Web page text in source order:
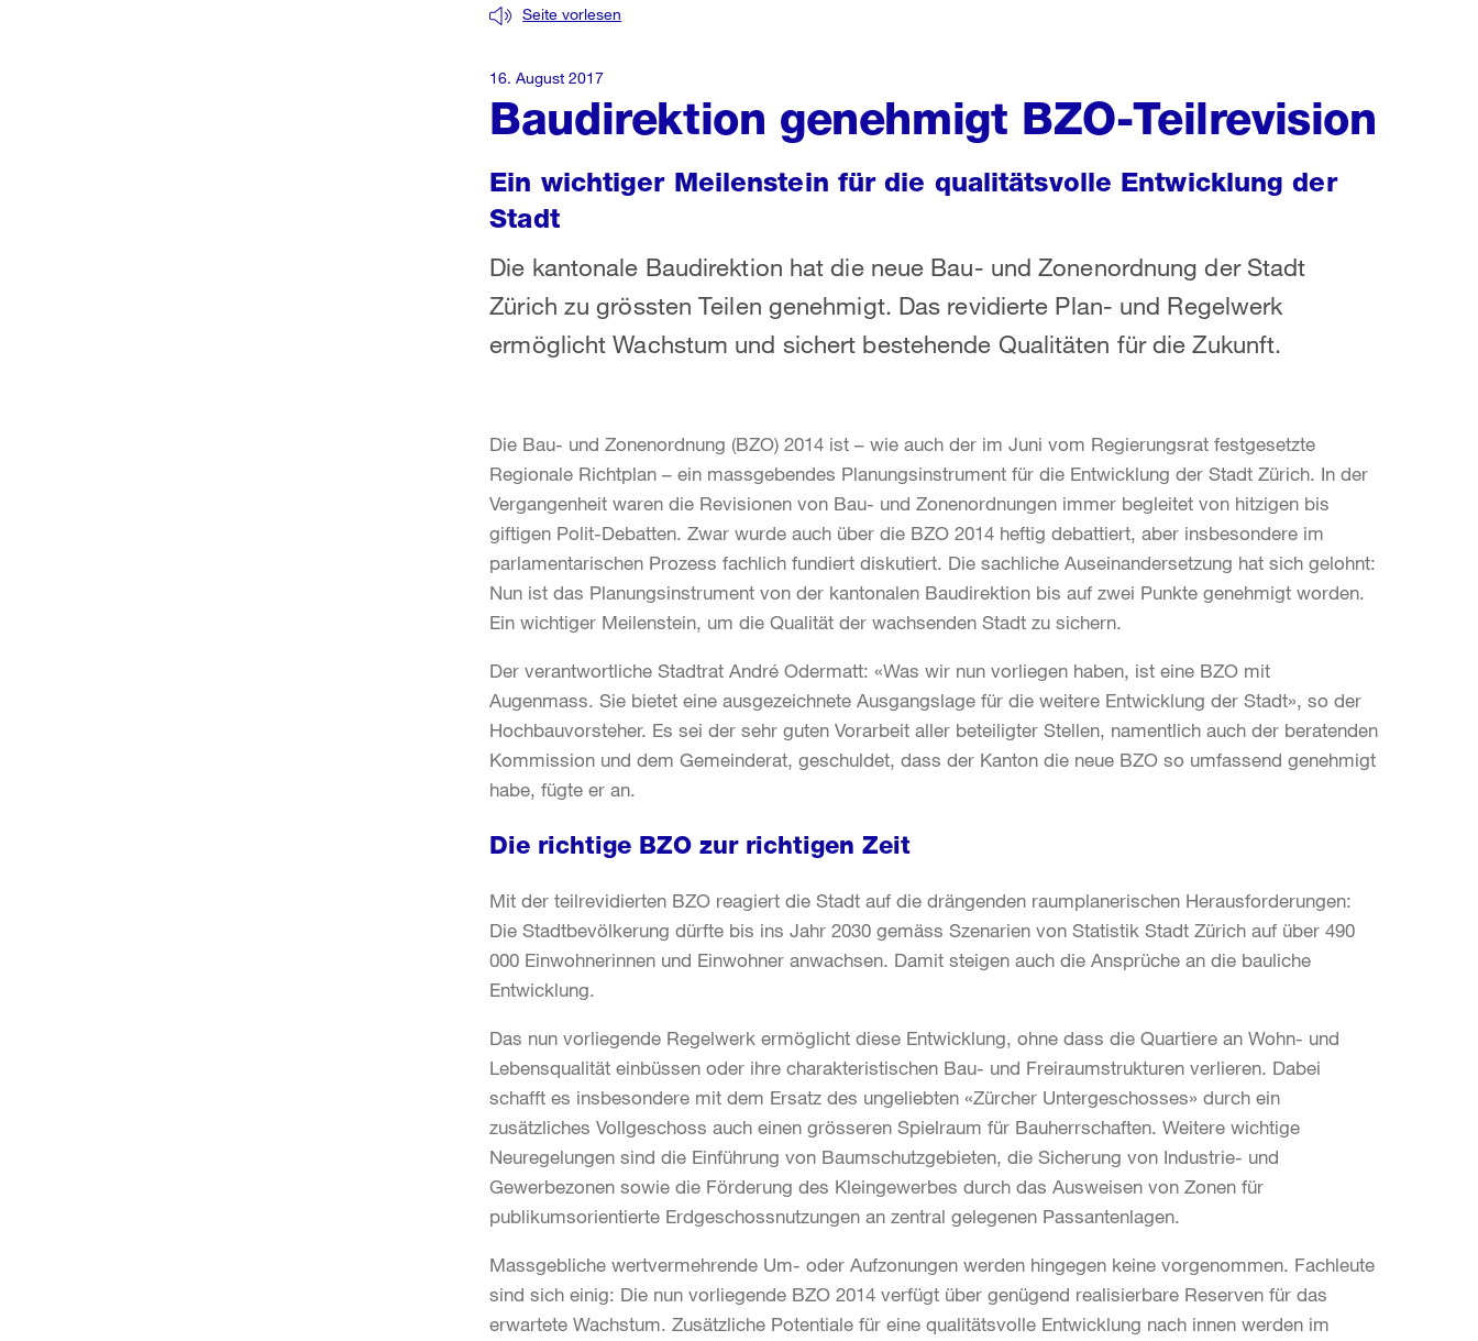
Baudirektion genehmigt BZO-Teilrevision
Seite vorlesen
Ein wichtiger Meilenstein für die qualitätsvolle Entwicklung der
Stadt
Die kantonale Baudirektion hat die neue Bau- und Zonenordnung der Stadt
Zürich zu grössten Teilen genehmigt. Das revidierte Plan- und Regelwerk
ermöglicht Wachstum und sichert bestehende Qualitäten für die Zukunft.
16. August 2017
Die Bau- und Zonenordnung (BZO) 2014 ist – wie auch der im Juni vom Regierungsrat festgesetzte
Regionale Richtplan – ein massgebendes Planungsinstrument für die Entwicklung der Stadt Zürich. In der
Vergangenheit waren die Revisionen von Bau- und Zonenordnungen immer begleitet von hitzigen bis
giftigen Polit-Debatten. Zwar wurde auch über die BZO 2014 heftig debattiert, aber insbesondere im
parlamentarischen Prozess fachlich fundiert diskutiert. Die sachliche Auseinandersetzung hat sich gelohnt:
Nun ist das Planungsinstrument von der kantonalen Baudirektion bis auf zwei Punkte genehmigt worden.
Ein wichtiger Meilenstein, um die Qualität der wachsenden Stadt zu sichern.
Der verantwortliche Stadtrat André Odermatt: «Was wir nun vorliegen haben, ist eine BZO mit
Augenmass. Sie bietet eine ausgezeichnete Ausgangslage für die weitere Entwicklung der Stadt», so der
Hochbauvorsteher. Es sei der sehr guten Vorarbeit aller beteiligter Stellen, namentlich auch der beratenden
Kommission und dem Gemeinderat, geschuldet, dass der Kanton die neue BZO so umfassend genehmigt
habe, fügte er an.
Die richtige BZO zur richtigen Zeit
Mit der teilrevidierten BZO reagiert die Stadt auf die drängenden raumplanerischen Herausforderungen:
Die Stadtbevölkerung dürfte bis ins Jahr 2030 gemäss Szenarien von Statistik Stadt Zürich auf über 490
000 Einwohnerinnen und Einwohner anwachsen. Damit steigen auch die Ansprüche an die bauliche
Entwicklung.
Das nun vorliegende Regelwerk ermöglicht diese Entwicklung, ohne dass die Quartiere an Wohn- und
Lebensqualität einbüssen oder ihre charakteristischen Bau- und Freiraumstrukturen verlieren. Dabei
schafft es insbesondere mit dem Ersatz des ungeliebten «Zürcher Untergeschosses» durch ein
zusätzliches Vollgeschoss auch einen grösseren Spielraum für Bauherrschaften. Weitere wichtige
Neuregelungen sind die Einführung von Baumschutzgebieten, die Sicherung von Industrie- und
Gewerbezonen sowie die Förderung des Kleingewerbes durch das Ausweisen von Zonen für
publikumsorientierte Erdgeschossnutzungen an zentral gelegenen Passantenlagen.
Massgebliche wertvermehrende Um- oder Aufzonungen werden hingegen keine vorgenommen. Fachleute
sind sich einig: Die nun vorliegende BZO 2014 verfügt über genügend realisierbare Reserven für das
erwartete Wachstum. Zusätzliche Potentiale für eine qualitätsvolle Entwicklung nach innen werden im